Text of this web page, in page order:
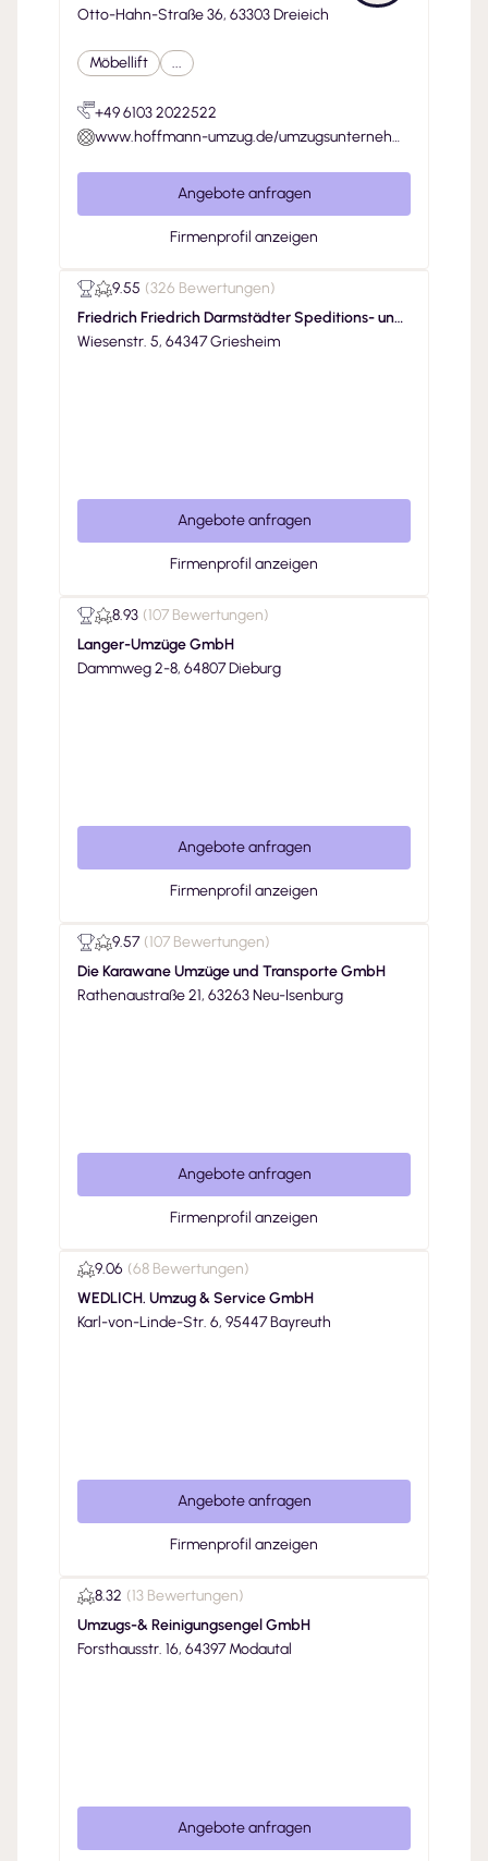
Otto-Hahn-Straße 36, 63303 Dreieich
Möbellift ...
+49 6103 2022522
www.hoffmann-umzug.de/umzugsunternehm
Angebote anfragen
Firmenprofil anzeigen
9.55 (326 Bewertungen)
Friedrich Friedrich Darmstädter Speditions- und
Möbeltransportgesellschaft mbH
Wiesenstr. 5, 64347 Griesheim
Angebote anfragen
Firmenprofil anzeigen
8.93 (107 Bewertungen)
Langer-Umzüge GmbH
Dammweg 2-8, 64807 Dieburg
Angebote anfragen
Firmenprofil anzeigen
9.57 (107 Bewertungen)
Die Karawane Umzüge und Transporte GmbH
Rathenaustraße 21, 63263 Neu-Isenburg
Angebote anfragen
Firmenprofil anzeigen
9.06 (68 Bewertungen)
WEDLICH. Umzug & Service GmbH
Karl-von-Linde-Str. 6, 95447 Bayreuth
Angebote anfragen
Firmenprofil anzeigen
8.32 (13 Bewertungen)
Umzugs-& Reinigungsengel GmbH
Forsthausstr. 16, 64397 Modautal
Angebote anfragen